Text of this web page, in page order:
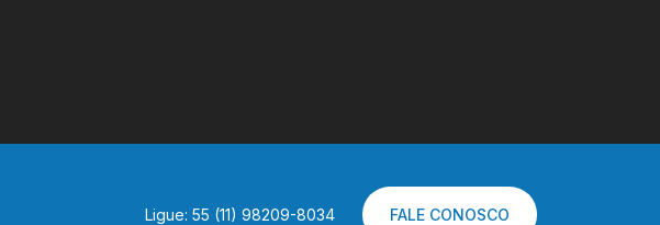
Ligue: 55 (11) 98209-8034 FALE CONOSCO